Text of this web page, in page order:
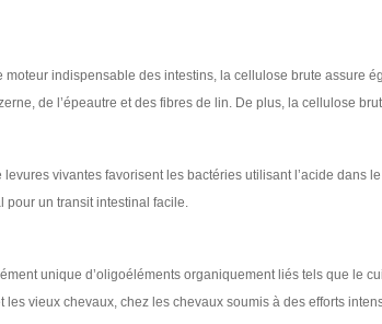
indispensable des intestins, la cellulose brute
de l’épeautre et des fibres de lin. De plus, la cellulose
vivantes favorisent les bactéries utilisant l’acide
pour un transit intestinal facile.
unique d’oligoéléments organiquement liés tels que le
vieux chevaux, chez les chevaux soumis à des efforts